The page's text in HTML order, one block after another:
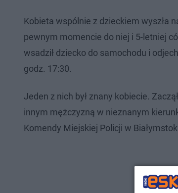
Kobieta wspólnie z dzieckiem wyszła
pewnym momencie do niej i 5-letniej
wsadził dziecko do samochodu i
godz. 17:30.
Jeden z nich był znany kobiecie.
innym mężczyzną w nieznanym
Komendy Miejskiej Policji w